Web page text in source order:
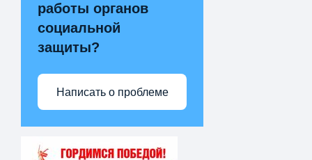
работы органов
социальной
защиты?
Написать о проблеме